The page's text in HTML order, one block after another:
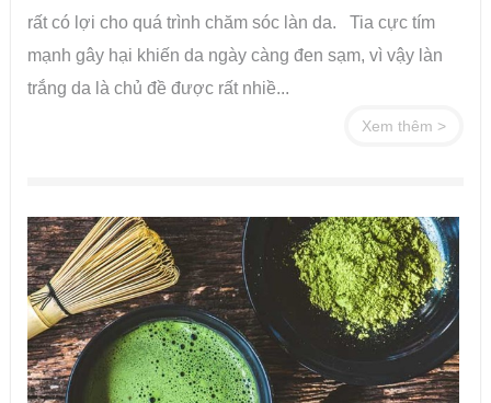
rất có lợi cho quá trình chăm sóc làn da. Tia cực tím
mạnh gây hại khiến da ngày càng đen sạm, vì vậy làn
trắng da là chủ đề được rất nhiề...
Xem thêm >